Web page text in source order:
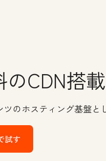
のCDN搭載
ツのホスティング基盤と
試す